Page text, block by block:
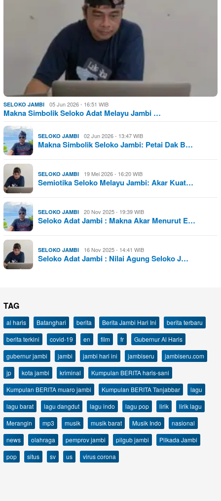
SELOKO JAMBI 05 Jun 2026 - 16:51 WIB
Makna Simbolik Seloko Adat Melayu Jambi …
SELOKO JAMBI 02 Jun 2026 - 13:47 WIB
Makna Simbolik Seloko Jambi: Petai Dak B…
SELOKO JAMBI 19 Mei 2026 - 16:20 WIB
Semiotika Seloko Melayu Jambi: Akar Kuat…
SELOKO JAMBI 20 Nov 2025 - 19:39 WIB
Seloko Adat Jambi : Makna Akar Menurut E…
SELOKO JAMBI 16 Nov 2025 - 14:41 WIB
Seloko Adat Jambi : Nilai Agung Seloko J…
TAG
al haris Batanghari berita Berita Jambi Hari Ini
berita terbaru
berita terkini
covid-19 en film fr
Gubernur Al Haris
gubernur jambi
jambi jambi hari ini jambiseru
jambiseru.com
jp
kota jambi kriminal
Kumpulan BERITA haris-sani
Kumpulan BERITA muaro jambi
Kumpulan BERITA Tanjabbar
lagu
lagu barat
lagu dangdut lagu indo lagu pop lirik
lirik lagu
Merangin
mp3 musik musik barat Musik Indo
nasional
news
olahraga pemprov jambi pilgub jambi
Pilkada Jambi
pop
situs sv us virus corona